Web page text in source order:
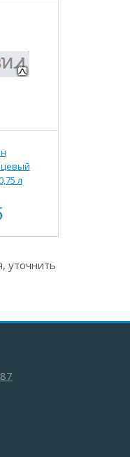
л
уточнить